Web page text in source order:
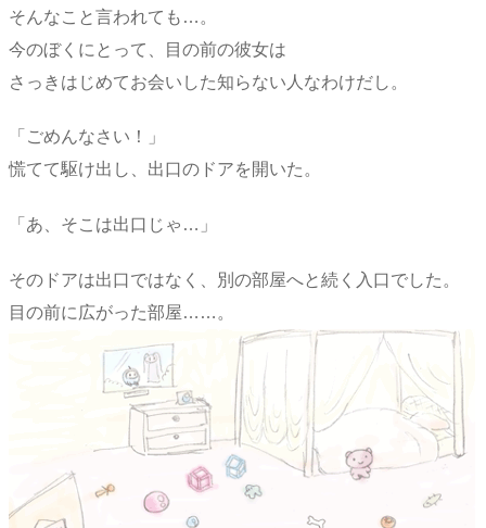
そんなこと言われても…。
今のぼくにとって、目の前の彼女は
さっきはじめてお会いした知らない人なわけだし。
「ごめんなさい！」
慌てて駆け出し、出口のドアを開いた。
「あ、そこは出口じゃ…」
そのドアは出口ではなく、別の部屋へと続く入口でした。
目の前に広がった部屋……。